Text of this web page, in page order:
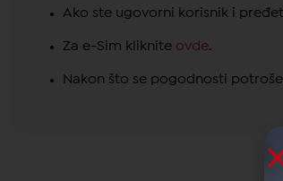
Ako ste ugovorni korisnik i
Za e-Sim kliknite ovde.
Nakon što se pogodnosti